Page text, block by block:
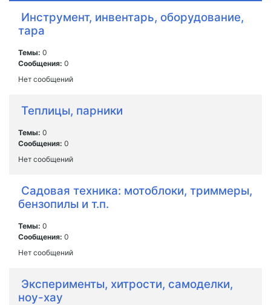
Инструмент, инвентарь, оборудование,
тара
Темы: 0
Сообщения: 0
Нет сообщений
Теплицы, парники
Темы: 0
Сообщения: 0
Нет сообщений
Садовая техника: мотоблоки, триммеры,
бензопилы и т.п.
Темы: 0
Сообщения: 0
Нет сообщений
Эксперименты, хитрости, самоделки,
ноу-хау